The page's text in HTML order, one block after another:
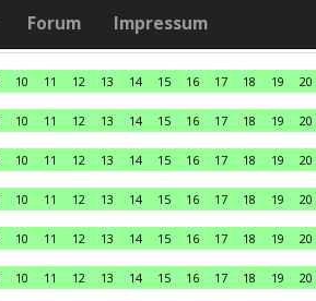
Forum Impressum
10 11 12 13 14 15 16 17 18 19 20
10 11 12 13 14 15 16 17 18 19 20
10 11 12 13 14 15 16 17 18 19 20
10 11 12 13 14 15 16 17 18 19 20
10 11 12 13 14 15 16 17 18 19 20
10 11 12 13 14 15 16 17 18 19 20